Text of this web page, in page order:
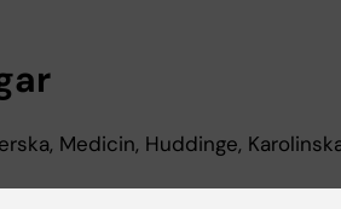
Medicin, Huddinge,